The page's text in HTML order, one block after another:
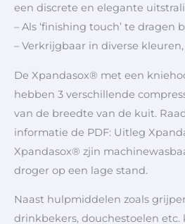
een discrete en elegante
– Als ‘finishing touch’ te dragen
– Verkrijgbaar in diverse
De Xpandasox® met een
hebben 3 verschillende
van de breedte van de kuit.
informatie de PDF: Uitleg
Xpandasox® zjin
droger op een lage stand.
Naast hulpmiddelen zoals
drinkbekers, douchestoelen etc.